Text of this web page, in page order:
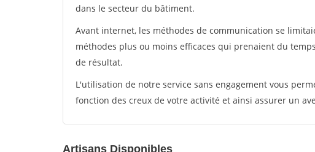
dans le secteur du bâtiment.
Avant internet, les méthodes de communication se
méthodes plus ou moins efficaces qui prenaient du
de résultat.
L'utilisation de notre service sans engagement vous
fonction des creux de votre activité et ainsi assurer un
Artisans Disponibles